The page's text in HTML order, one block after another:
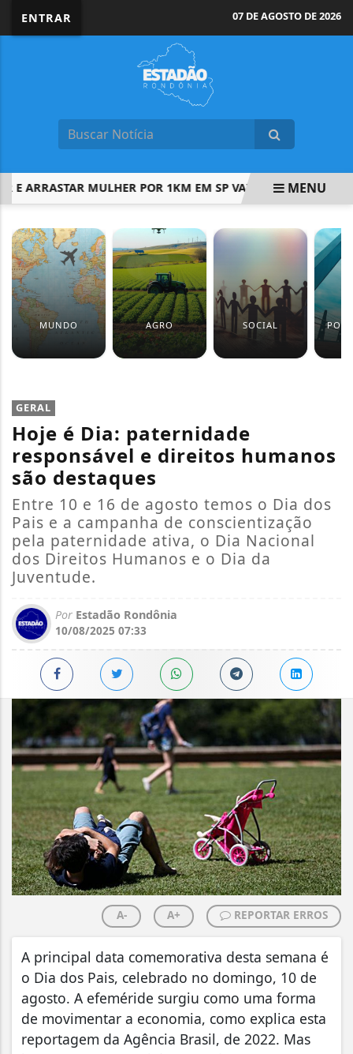
ENTRAR 07 DE AGOSTO DE 2026
MULHER POR 1KM EM SP VAI A JÚRI POPULAR
MENU
MUNDO AGRO SOCIAL
GERAL
Hoje é Dia: paternidade
responsável e direitos humanos
são destaques
Entre 10 e 16 de agosto temos o Dia dos
Pais e a campanha de conscientização
pela paternidade ativa, o Dia Nacional
dos Direitos Humanos e o Dia da
Juventude.
Por Estadão Rondônia
10/08/2025 07:33
A- A+ REPORTAR ERROS
A principal data comemorativa desta semana é
o Dia dos Pais, celebrado no domingo, 10 de
agosto. A efeméride surgiu como uma forma
de movimentar a economia, como explica esta
reportagem da Agência Brasil, de 2022. Mas